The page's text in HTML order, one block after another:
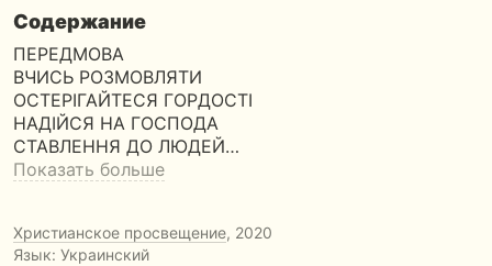
Содержание
ПЕРЕДМОВА
ВЧИСЬ РОЗМОВЛЯТИ
ОСТЕРІГАЙТЕСЯ ГОРДОСТІ
НАДІЙСЯ НА ГОСПОДА
СТАВЛЕННЯ ДО ЛЮДЕЙ…
Показать больше
Христианское просвещение, 2020
Язык: Украинский